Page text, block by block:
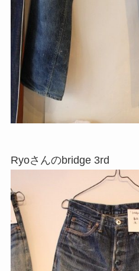
Ryoさんのbridge 3rd